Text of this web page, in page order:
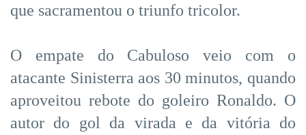
que sacramentou o triunfo tricolor.
O empate do Cabuloso veio com o
atacante Sinisterra aos 30 minutos, quando
aproveitou rebote do goleiro Ronaldo. O
autor do gol da virada e da vitória do